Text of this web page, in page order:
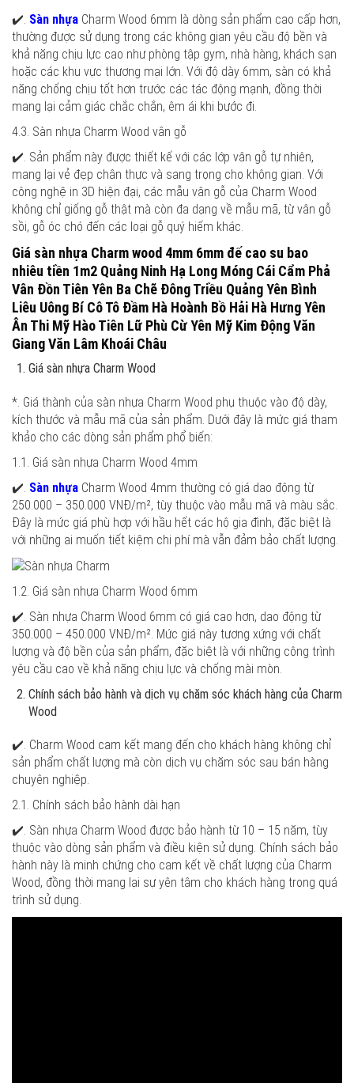
✔️. Sàn nhựa Charm Wood 6mm là dòng sản phẩm cao cấp hơn,
thường được sử dụng trong các không gian yêu cầu độ bền và
khả năng chịu lực cao như phòng tập gym, nhà hàng, khách sạn
hoặc các khu vực thương mại lớn. Với độ dày 6mm, sàn có khả
năng chống chịu tốt hơn trước các tác động mạnh, đồng thời
mang lại cảm giác chắc chắn, êm ái khi bước đi.
4.3. Sàn nhựa Charm Wood vân gỗ
✔️. Sản phẩm này được thiết kế với các lớp vân gỗ tự nhiên,
mang lại vẻ đẹp chân thực và sang trọng cho không gian. Với
công nghệ in 3D hiện đại, các mẫu vân gỗ của Charm Wood
không chỉ giống gỗ thật mà còn đa dạng về mẫu mã, từ vân gỗ
sồi, gỗ óc chó đến các loại gỗ quý hiếm khác.
Giá sàn nhựa Charm wood 4mm 6mm đế cao su bao
nhiêu tiền 1m2 Quảng Ninh Hạ Long Móng Cái Cẩm Phả
Vân Đồn Tiên Yên Ba Chẽ Đông Triều Quảng Yên Bình
Liêu Uông Bí Cô Tô Đầm Hà Hoành Bồ Hải Hà Hưng Yên
Ân Thi Mỹ Hào Tiên Lữ Phù Cừ Yên Mỹ Kim Động Văn
Giang Văn Lâm Khoái Châu
Giá sàn nhựa Charm Wood
*. Giá thành của sàn nhựa Charm Wood phụ thuộc vào độ dày,
kích thước và mẫu mã của sản phẩm. Dưới đây là mức giá tham
khảo cho các dòng sản phẩm phổ biến:
1.1. Giá sàn nhựa Charm Wood 4mm
✔️. Sàn nhựa Charm Wood 4mm thường có giá dao động từ
250.000 – 350.000 VNĐ/m², tùy thuộc vào mẫu mã và màu sắc.
Đây là mức giá phù hợp với hầu hết các hộ gia đình, đặc biệt là
với những ai muốn tiết kiệm chi phí mà vẫn đảm bảo chất lượng.
1.2. Giá sàn nhựa Charm Wood 6mm
✔️. Sàn nhựa Charm Wood 6mm có giá cao hơn, dao động từ
350.000 – 450.000 VNĐ/m². Mức giá này tương xứng với chất
lượng và độ bền của sản phẩm, đặc biệt là với những công trình
yêu cầu cao về khả năng chịu lực và chống mài mòn.
Chính sách bảo hành và dịch vụ chăm sóc khách hàng của Charm
Wood
✔️. Charm Wood cam kết mang đến cho khách hàng không chỉ
sản phẩm chất lượng mà còn dịch vụ chăm sóc sau bán hàng
chuyên nghiệp.
2.1. Chính sách bảo hành dài hạn
✔️. Sàn nhựa Charm Wood được bảo hành từ 10 – 15 năm, tùy
thuộc vào dòng sản phẩm và điều kiện sử dụng. Chính sách bảo
hành này là minh chứng cho cam kết về chất lượng của Charm
Wood, đồng thời mang lại sự yên tâm cho khách hàng trong quá
trình sử dụng.